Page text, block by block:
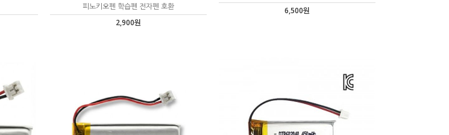
피노키오펜 학습펜 전자펜 호환
2,900원
6,500원